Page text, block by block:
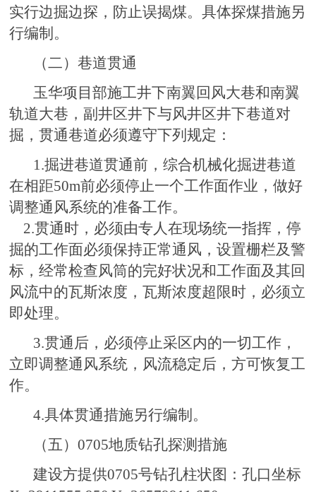
实行边掘边探，防止误揭煤。具体探煤措施另
行编制。
（二）巷道贯通
玉华项目部施工井下南翼回风大巷和南翼
轨道大巷，副井区井下与风井区井下巷道对
掘，贯通巷道必须遵守下列规定：
1.掘进巷道贯通前，综合机械化掘进巷道
在相距50m前必须停止一个工作面作业，做好
调整通风系统的准备工作。
2.贯通时，必须由专人在现场统一指挥，停
掘的工作面必须保持正常通风，设置栅栏及警
标，经常检查风筒的完好状况和工作面及其回
风流中的瓦斯浓度，瓦斯浓度超限时，必须立
即处理。
3.贯通后，必须停止采区内的一切工作，
立即调整通风系统，风流稳定后，方可恢复工
作。
4.具体贯通措施另行编制。
（五）0705地质钻孔探测措施
建设方提供0705号钻孔柱状图：孔口坐标